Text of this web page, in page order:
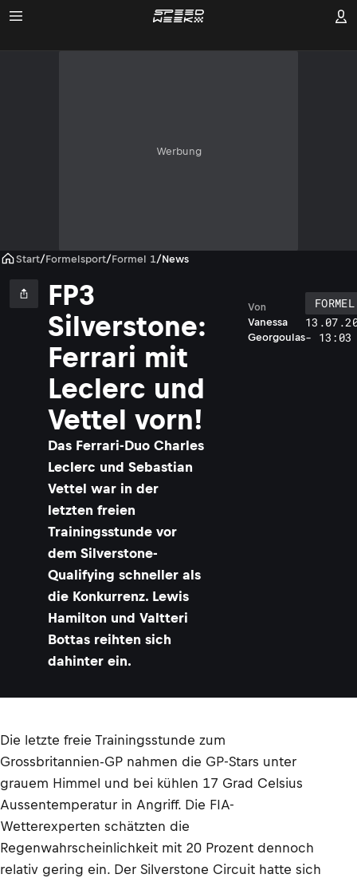
Werbung
Start/Formelsport/Formel 1/News
FP3
Silverstone:
Ferrari mit
Leclerc und
Vettel vorn!
Das Ferrari-Duo Charles
Leclerc und Sebastian
Vettel war in der
letzten freien
Trainingsstunde vor
dem Silverstone-
Qualifying schneller als
die Konkurrenz. Lewis
Hamilton und Valtteri
Bottas reihten sich
dahinter ein.
Vanessa
Georgoulas
Von
- 13:03
Die letzte freie Trainingsstunde zum
Grossbritannien-GP nahmen die GP-Stars unter
grauem Himmel und bei kühlen 17 Grad Celsius
Aussentemperatur in Angriff. Die FIA-
Wetterexperten schätzten die
Regenwahrscheinlichkeit mit 20 Prozent dennoch
relativ gering ein. Der Silverstone Circuit hatte sich